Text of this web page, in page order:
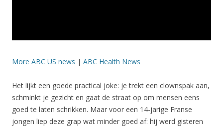
More ABC US news | ABC Health News
Het lijkt een goede practical joke: je trekt een clownspak aan,
schminkt je gezicht en gaat de straat op om mensen eens
goed te laten schrikken. Maar voor een 14-jarige Franse
jongen liep deze grap wat minder goed af: hij werd gisteren